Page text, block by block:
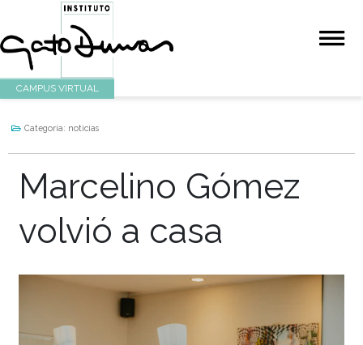
Categoría:noticias
Marcelino Gómez
volvió a casa